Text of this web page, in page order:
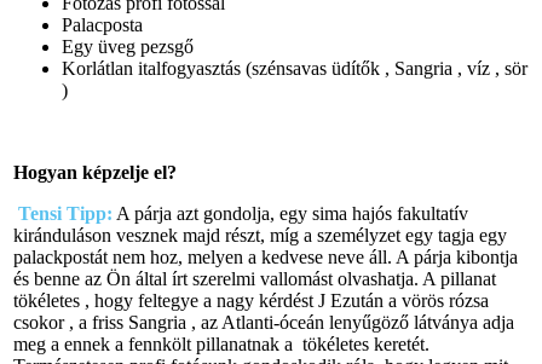
Palacposta
Egy üveg pezsgő
Korlátlan italfogyasztás (szénsavas üdítők , Sangria , víz , sör
)
Hogyan képzelje el?
Tensi Tipp: A párja azt gondolja, egy sima hajós fakultatív
kiránduláson vesznek majd részt, míg a személyzet egy tagja egy
palackpostát nem hoz, melyen a kedvese neve áll. A párja kibontja
és benne az Ön által írt szerelmi vallomást olvashatja. A pillanat
tökéletes , hogy feltegye a nagy kérdést J Ezután a vörös rózsa
csokor , a friss Sangria , az Atlanti-óceán lenyűgöző látványa adja
meg a ennek a fennkölt pillanatnak a tökéletes keretét.